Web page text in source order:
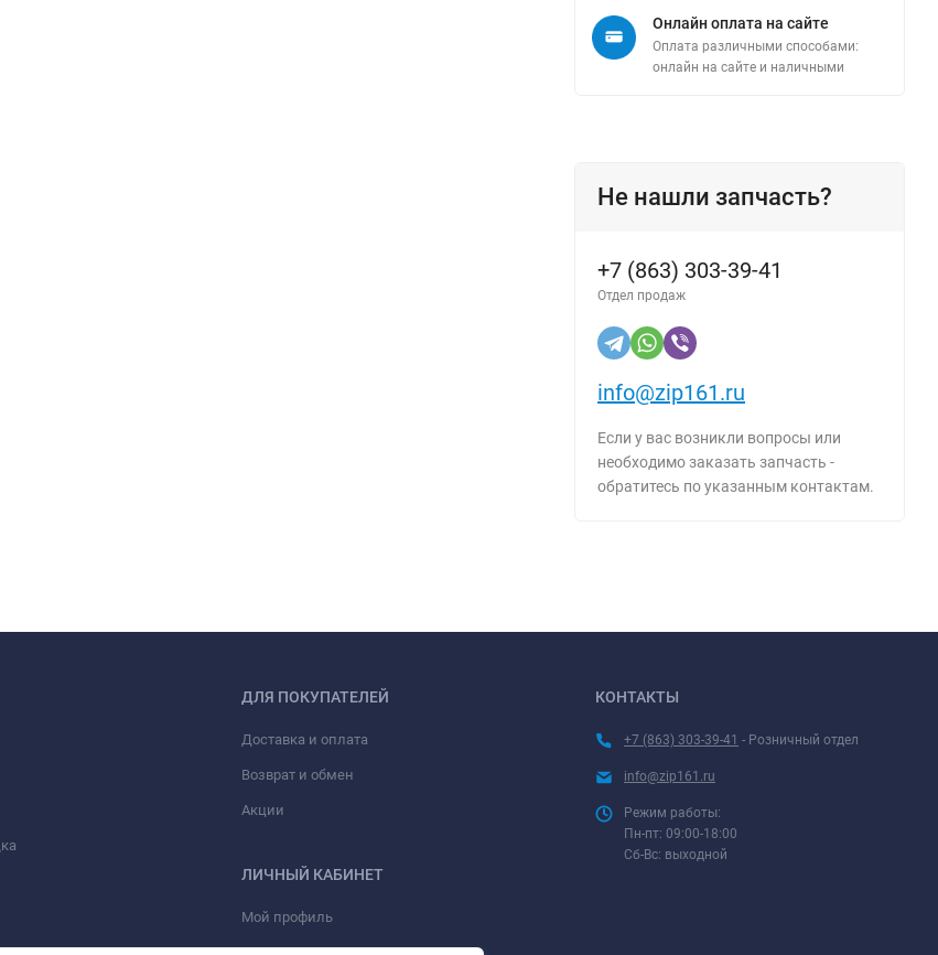
Онлайн оплата на сайте
Оплата различными способами:
онлайн на сайте и наличными
Не нашли запчасть?
+7 (863) 303-39-41
Отдел продаж
info@zip161.ru
Если у вас возникли вопросы или
необходимо заказать запчасть -
обратитесь по указанным контактам.
ДЛЯ ПОКУПАТЕЛЕЙ
Доставка и оплата
Возврат и обмен
Акции
ЛИЧНЫЙ КАБИНЕТ
Мой профиль
КОНТАКТЫ
+7 (863) 303-39-41 - Розничный отдел
info@zip161.ru
Режим работы:
Пн-пт: 09:00-18:00
Сб-Вс: выходной